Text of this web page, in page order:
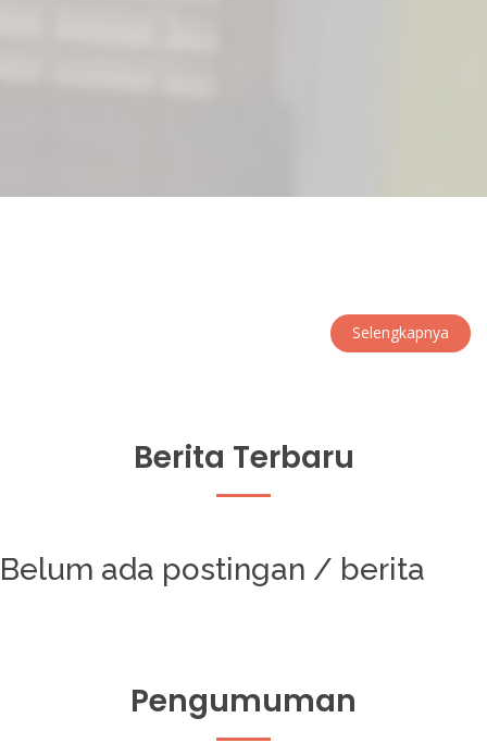
Selengkapnya
Berita Terbaru
Belum ada postingan / berita
Pengumuman